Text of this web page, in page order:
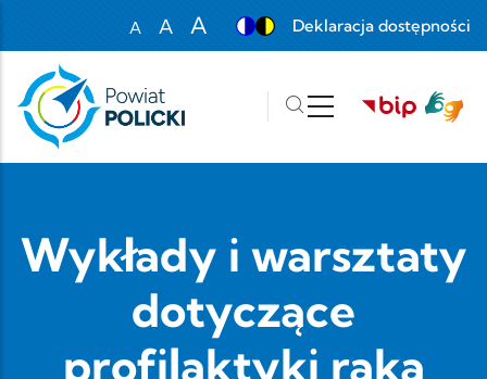
A
Set font size to 100%
A
A
Deklaracja dostępności
Wykłady i warsztaty
dotyczące
profilaktyki raka